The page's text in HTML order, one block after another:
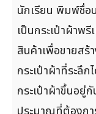
นักเรียน พิมพ์ชื่อ
เป็นกระเป๋าผ้า
สินค้าเพื่อขายสร้
กระเป๋าผ้าที่ระลึ
กระเป๋าผ้าขึ้นอยู่